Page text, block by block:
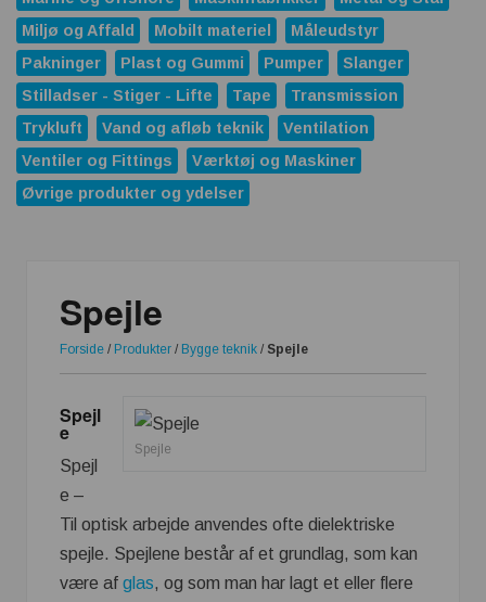
Miljø og Affald
Mobilt materiel
Måleudstyr
Pakninger
Plast og Gummi Pumper
Slanger
Stilladser - Stiger - Lifte
Tape
Transmission
Trykluft
Vand og afløb teknik
Ventilation
Ventiler og Fittings
Værktøj og Maskiner
Øvrige produkter og ydelser
Spejle
Forside / Produkter / Bygge teknik / Spejle
Spejle
Spejl
e
Spejl
e –
Til optisk arbejde anvendes ofte dielektriske
spejle. Spejlene består af et grundlag, som kan
være af glas, og som man har lagt et eller flere